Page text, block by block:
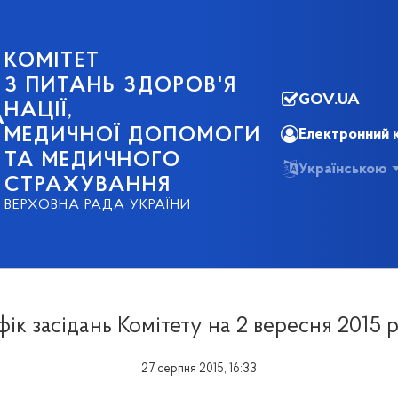
КОМІТЕТ
З ПИТАНЬ ЗДОРОВ'Я
НАЦІЇ,
МЕДИЧНОЇ ДОПОМОГИ
ТА МЕДИЧНОГО
СТРАХУВАННЯ
ВЕРХОВНА РАДА УКРАЇНИ
GOV.UA
Електронний
Українською
засідань Комітету на 2 вересня 2015
27 серпня 2015, 16:33